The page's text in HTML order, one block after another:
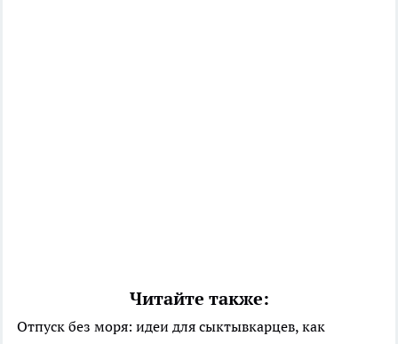
Читайте также:
Отпуск без моря: идеи для сыктывкарцев, как